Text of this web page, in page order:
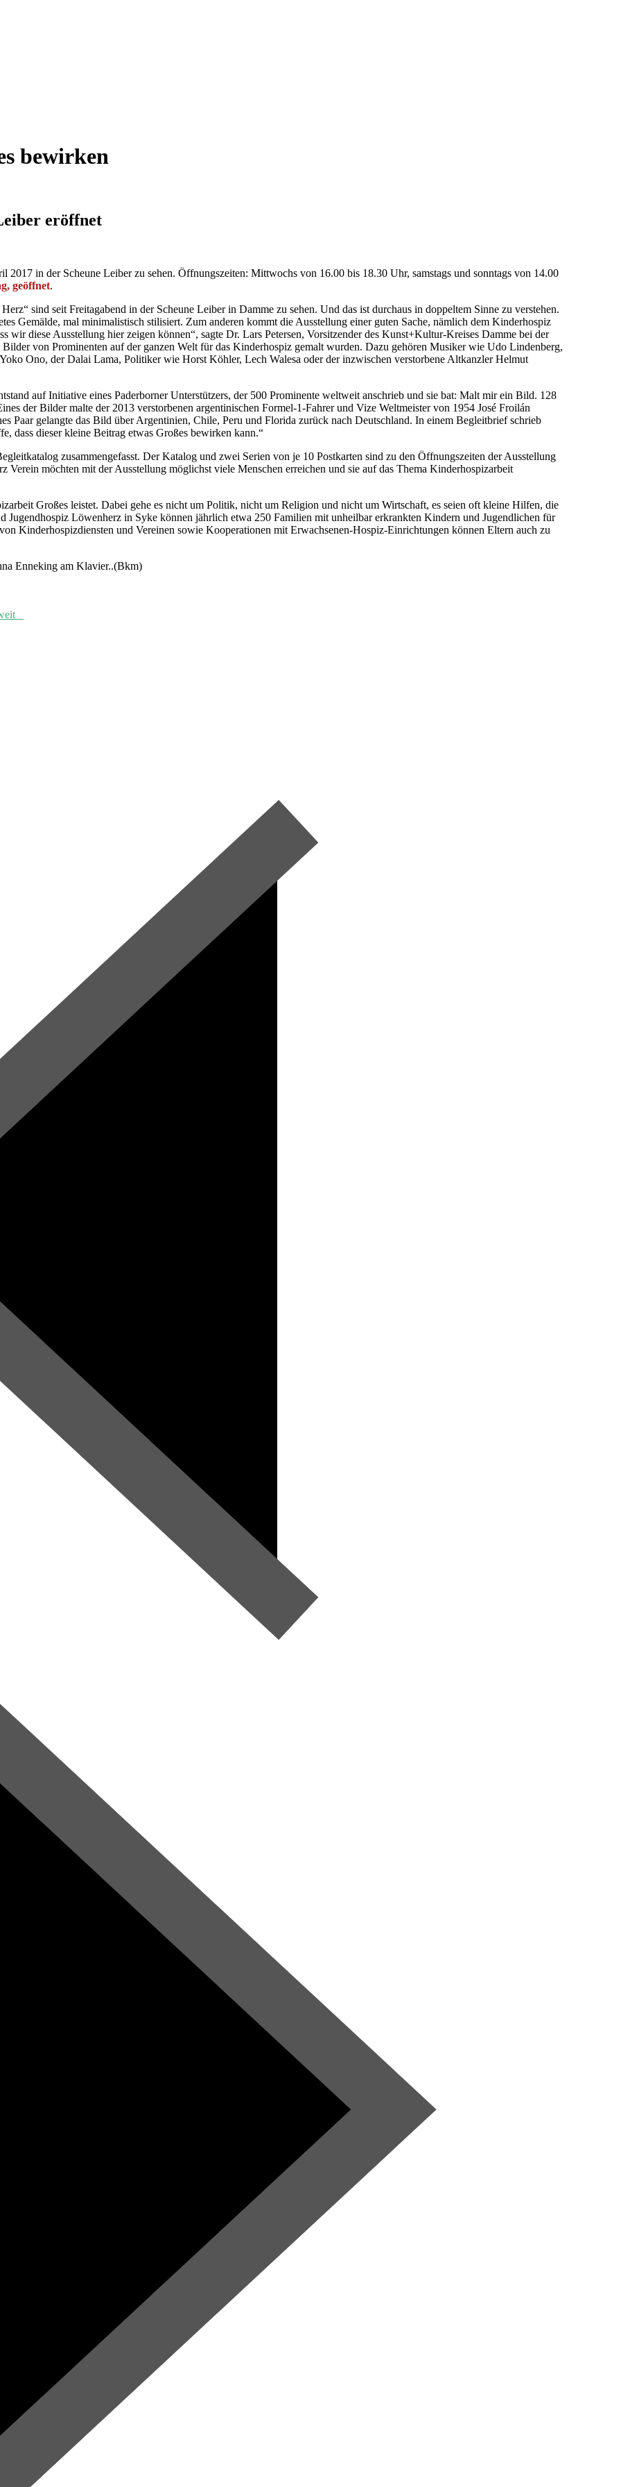
bewirken
eröffnet
in der Scheune Leiber zu sehen. Öffnungszeiten: Mittwochs von 16.00 bis 18.30 Uhr, samstags und sonntags von 14.00
geöffnet.
sind seit Freitagabend in der Scheune Leiber in Damme zu sehen. Und das ist durchaus in doppeltem Sinne zu verstehen.
Gemälde, mal minimalistisch stilisiert. Zum anderen kommt die Ausstellung einer guten Sache, nämlich dem Kinderhospiz
wir diese Ausstellung hier zeigen können“, sagte Dr. Lars Petersen, Vorsitzender des Kunst+Kultur-Kreises Damme bei der
Bilder von Prominenten auf der ganzen Welt für das Kinderhospiz gemalt wurden. Dazu gehören Musiker wie Udo Lindenberg,
Ono, der Dalai Lama, Politiker wie Horst Köhler, Lech Walesa oder der inzwischen verstorbene Altkanzler Helmut
auf Initiative eines Paderborner Unterstützers, der 500 Prominente weltweit anschrieb und sie bat: Malt mir ein Bild. 128
der Bilder malte der 2013 verstorbenen argentinischen Formel-1-Fahrer und Vize Weltmeister von 1954 José Froilán
Paar gelangte das Bild über Argentinien, Chile, Peru und Florida zurück nach Deutschland. In einem Begleitbrief schrieb
dass dieser kleine Beitrag etwas Großes bewirken kann.“
zusammengefasst. Der Katalog und zwei Serien von je 10 Postkarten sind zu den Öffnungszeiten der Ausstellung
möchten mit der Ausstellung möglichst viele Menschen erreichen und sie auf das Thema Kinderhospizarbeit
Großes leistet. Dabei gehe es nicht um Politik, nicht um Religion und nicht um Wirtschaft, es seien oft kleine Hilfen, die
Löwenherz in Syke können jährlich etwa 250 Familien mit unheilbar erkrankten Kindern und Jugendlichen für
Kinderhospizdiensten und Vereinen sowie Kooperationen mit Erwachsenen-Hospiz-Einrichtungen können Eltern auch zu
Enneking am Klavier..(Bkm)